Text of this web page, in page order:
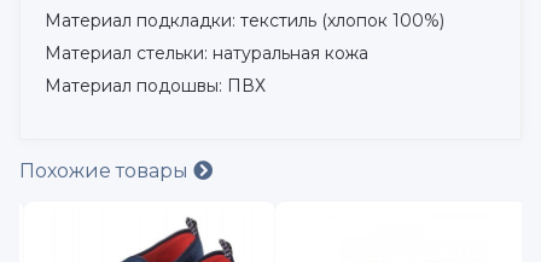
Материал подкладки: текстиль (хлопок 100%)
Материал стельки: натуральная кожа
Материал подошвы: ПВХ
Похожие товары